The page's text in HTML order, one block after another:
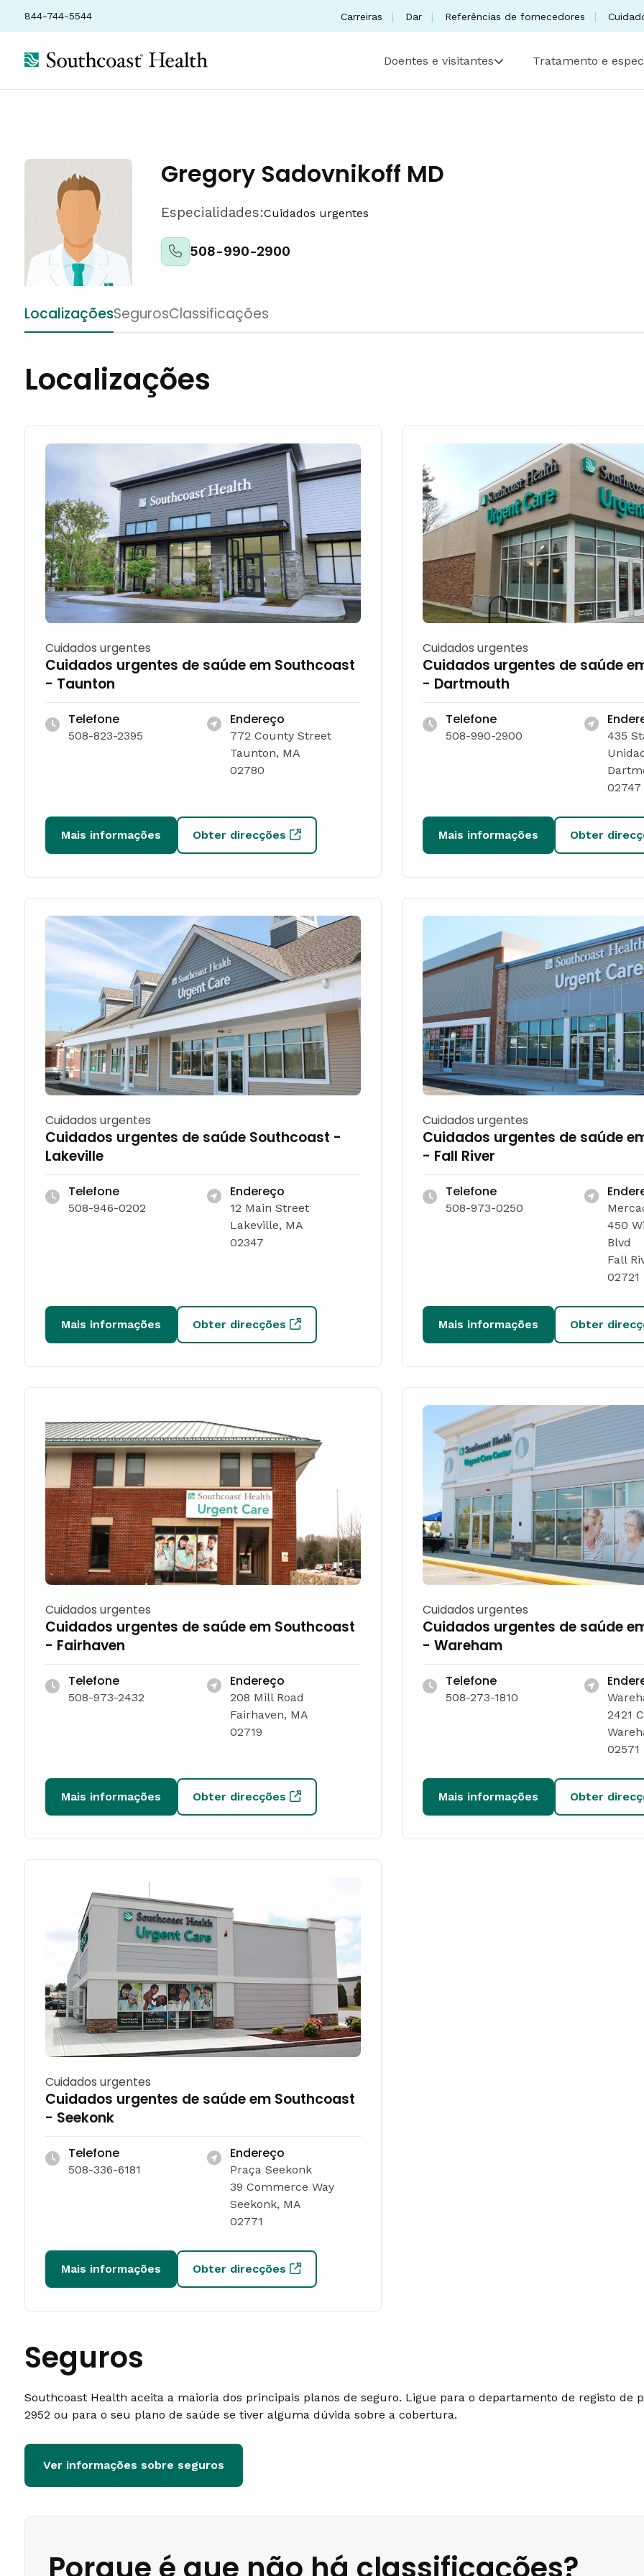
844-744-5544 Carreiras Dar Referências de fornecedores
Doentes e visitantes Tratamento e
Gregory Sadovnikoff MD
Especialidades:Cuidados urgentes
508-990-2900
LocalizaçõesSegurosClassificações
Localizações
Cuidados urgentes
Cuidados urgentes de saúde em Southcoast
- Taunton
Telefone
508-823-2395
Endereço
772 County Street
Taunton, MA
02780
Mais informações Obter direcções
Cuidados urgentes
Cuidados urgentes de saúde
- Dartmouth
Telefone
508-990-2900
435
02747
Mais informações Obter
Cuidados urgentes
Cuidados urgentes de saúde Southcoast -
Lakeville
Telefone
508-946-0202
Endereço
12 Main Street
Lakeville, MA
02347
Mais informações Obter direcções
Cuidados urgentes
Cuidados urgentes de saúde
- Fall River
Telefone
508-973-0250
450
Blvd
Fall
02721
Mais informações Obter
Cuidados urgentes
Cuidados urgentes de saúde em Southcoast
- Fairhaven
Telefone
508-973-2432
Endereço
208 Mill Road
Fairhaven, MA
02719
Mais informações Obter direcções
Cuidados urgentes
Cuidados urgentes de saúde
- Wareham
Telefone
508-273-1810
2421
02571
Mais informações Obter
Cuidados urgentes
Cuidados urgentes de saúde em Southcoast
- Seekonk
Telefone
508-336-6181
Endereço
Praça Seekonk
39 Commerce Way
Seekonk, MA
02771
Mais informações Obter direcções
Seguros
Southcoast Health aceita a maioria dos principais planos de seguro. Ligue para o departamento de registo de
2952 ou para o seu plano de saúde se tiver alguma dúvida sobre a cobertura.
Ver informações sobre seguros